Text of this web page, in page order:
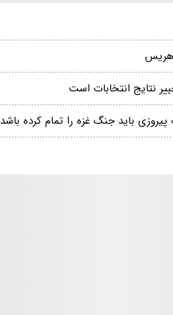
هریس
نتایج انتخابات است
باید جنگ غزه را تمام کرده باشد